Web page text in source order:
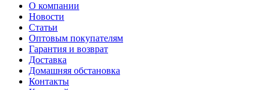
О компании
Новости
Статьи
Оптовым покупателям
Гарантия и возврат
Доставка
Домашняя обстановка
Контакты